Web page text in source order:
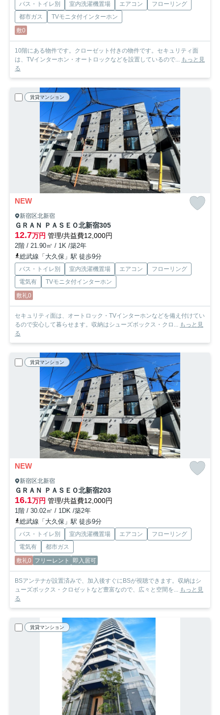
バス・トイレ別 室内洗濯機置場 エアコン
フローリング
都市ガス
TVモニタ付インターホン
敷0
10階にある物件です。クローゼット付きの物件です。セキュリティ面
は、TVインターホン・オートロックなどを設置しているので... もっと見
る
賃貸マンション
NEW
新宿区北新宿
ＧＲＡＮ ＰＡＳＥＯ北新宿305
12.7万円 管理/共益費12,000円
2階 / 21.90㎡ / 1K /築2年
総武線「大久保」駅 徒歩9分
バス・トイレ別 室内洗濯機置場 エアコン
フローリング
電気有
TVモニタ付インターホン
敷礼0
セキュリティ面は、オートロック・TVインターホンなどを備え付けてい
るので安心して暮らせます。収納はシューズボックス・クロ... もっと見
る
賃貸マンション
NEW
新宿区北新宿
ＧＲＡＮ ＰＡＳＥＯ北新宿203
16.1万円 管理/共益費12,000円
1階 / 30.02㎡ / 1DK /築2年
総武線「大久保」駅 徒歩9分
バス・トイレ別 室内洗濯機置場 エアコン
フローリング
電気有
都市ガス
敷礼0 フリーレント 即入居可
BSアンテナが設置済みで、加入後すぐにBSが視聴できます。収納はシ
ューズボックス・クロゼットなど豊富なので、広々と空間を... もっと見
る
賃貸マンション